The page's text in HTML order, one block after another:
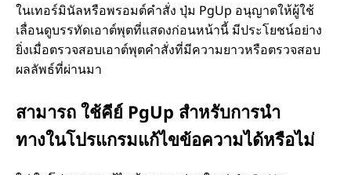
ในเทอร์มินัลหรือพรอมต์คำสั่ง ปุ่ม PgUp อนุญาตให้ผู้ใช้
เลื่อนดูบรรทัดเอาต์พุตที่แสดงก่อนหน้านี้ มีประโยชน์อย่าง
ยิ่งเมื่อตรวจสอบเอาต์พุตคำสั่งที่มีความยาวหรือตรวจสอบ
ผลลัพธ์ที่ผ่านมา
สามารถ ใช้คีย์ PgUp สำหรับการนำ
ทางในโปรแกรมแก้ไขข้อความได้หรือไม่